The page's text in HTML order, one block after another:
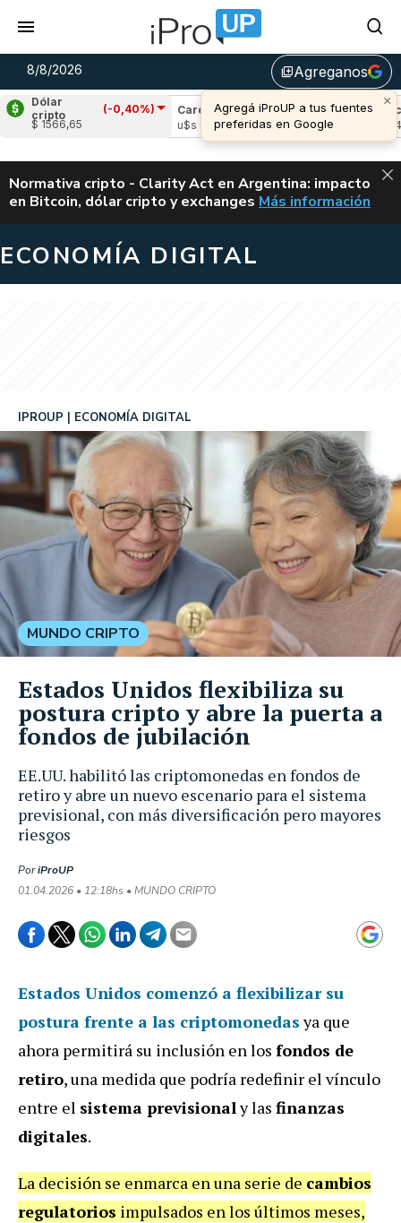
8/8/2026 library_addAgreganos
×
Agregá iProUP a tus fuentes
preferidas en Google
Dólar
cripto
(-0,40%)
$ 1566,65
(1,87%)
Cardano
(0,75%)
u$s 0,20
Avalanche
u$s 6,54
ALERTA
Normativa cripto - Clarity Act en Argentina: impacto
en Bitcoin, dólar cripto y exchanges CLARITY ACT EN
Más información
ECONOMÍA DIGITAL
EE.UU. habilitó las criptomonedas en fondos de
retiro y abre un nuevo escenario para el sistema
previsional, con más diversificación pero mayores
riesgos
IPROUP ECONOMÍA DIGITAL
PoriProUP
01.04.2026 • 12:18hs • MUNDO CRIPTO
MUNDO CRIPTO
Estados Unidos flexibiliza su
postura cripto y abre la puerta a
fondos de jubilación
Estados Unidos comenzó a flexibilizar su
postura frente a las criptomonedasya que
ahora permitirá su inclusión en los fondos de
retiro, una medida que podría redefinir el vínculo
entre el sistema previsionaly las finanzas
digitales.
La decisión se enmarca en una serie de cambios
regulatorios impulsados en los últimos meses,